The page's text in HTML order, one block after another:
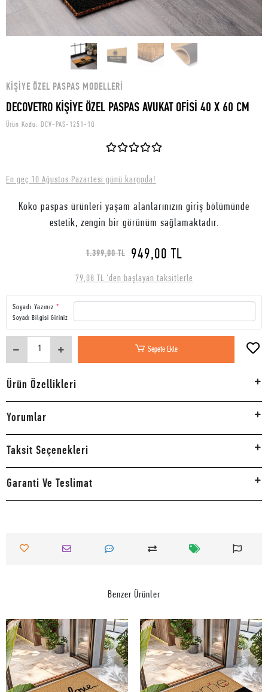
KIŞIYE ÖZEL PASPAS MODELLERI
DECOVETRO KİŞİYE ÖZEL PASPAS AVUKAT OFİSİ 40 X 60 CM
Ürün Kodu: DCV-PAS-1251-1Q
En geç 10 Ağustos Pazartesi günü kargoda!
Koko paspas ürünleri yaşam alanlarınızın giriş bölümünde
estetik, zengin bir görünüm sağlamaktadır.
1.399,00 TL 949,00 TL
79,08 TL 'den başlayan taksitlerle
Soyadı Yazınız *
Soyadı Bilgisi Giriniz
Sepete Ekle
Ürün Özellikleri
Yorumlar
Taksit Seçenekleri
Garanti Ve Teslimat
Benzer Ürünler